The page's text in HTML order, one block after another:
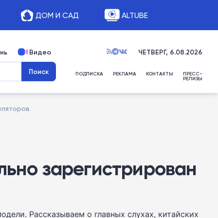
ДОМ И САД ALTUBE
Видео ЧЕТВЕРГ, 6.08.2026
ПОДПИСКА РЕКЛАМА КОНТАКТЫ ПРЕСС-
РЕЛИЗЫ
зарегистрирован
Рассказываем о главных слухах, китайских